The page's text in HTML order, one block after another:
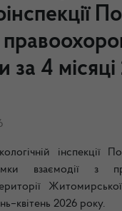
за 4
інспекції
взаємодії з
2026 року.